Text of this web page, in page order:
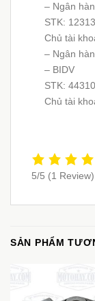
– Ngân
STK:
Chủ tài
– Ngân
– BIDV
STK:
Chủ tài
5/5 (1 Review)
SẢN PHẨM